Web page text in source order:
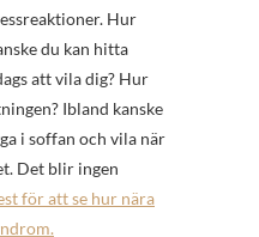
Hur
du kan hitta
att vila dig? Hur
Ibland kanske
i soffan och vila när
Det blir ingen
för att se hur nära